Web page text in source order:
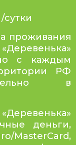
сутки
проживания
с каждым
РФ
в
деньги,
MasterCard,